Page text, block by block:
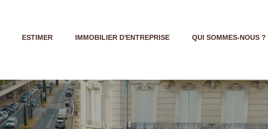
ESTIMER IMMOBILIER D'ENTREPRISE QUI SOMMES-NOUS ?